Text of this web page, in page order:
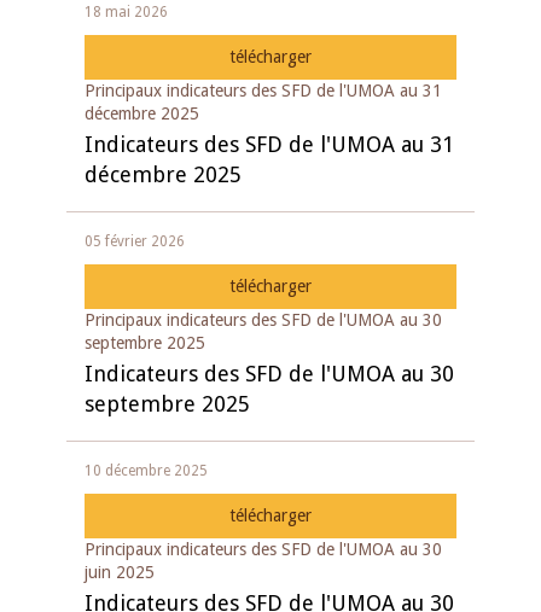
18 mai 2026
télécharger
Principaux indicateurs des SFD de l'UMOA au 31
décembre 2025
Indicateurs des SFD de l'UMOA au 31
décembre 2025
05 février 2026
télécharger
Principaux indicateurs des SFD de l'UMOA au 30
septembre 2025
Indicateurs des SFD de l'UMOA au 30
septembre 2025
10 décembre 2025
télécharger
Principaux indicateurs des SFD de l'UMOA au 30
juin 2025
Indicateurs des SFD de l'UMOA au 30